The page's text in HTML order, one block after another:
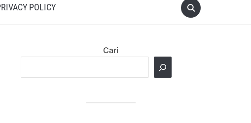
POLICY
Cari